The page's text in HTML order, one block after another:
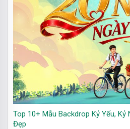
Top 10+ Mẫu Backdrop Kỷ Yếu, Kỷ
Đẹp